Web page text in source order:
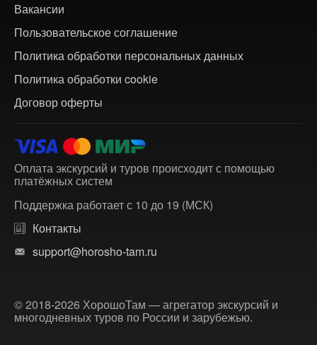
Вакансии
Пользовательское соглашение
Политика обработки персональных данных
Политика обработки cookie
Договор оферты
Оплата экскурсий и туров происходит с помощью
платёжных систем
Поддержка работает с 10 до 19 (МСК)
Контакты
support@horosho-tam.ru
© 2018-2026 ХорошоТам — агрегатор экскурсий и
многодневных туров по России и зарубежью.